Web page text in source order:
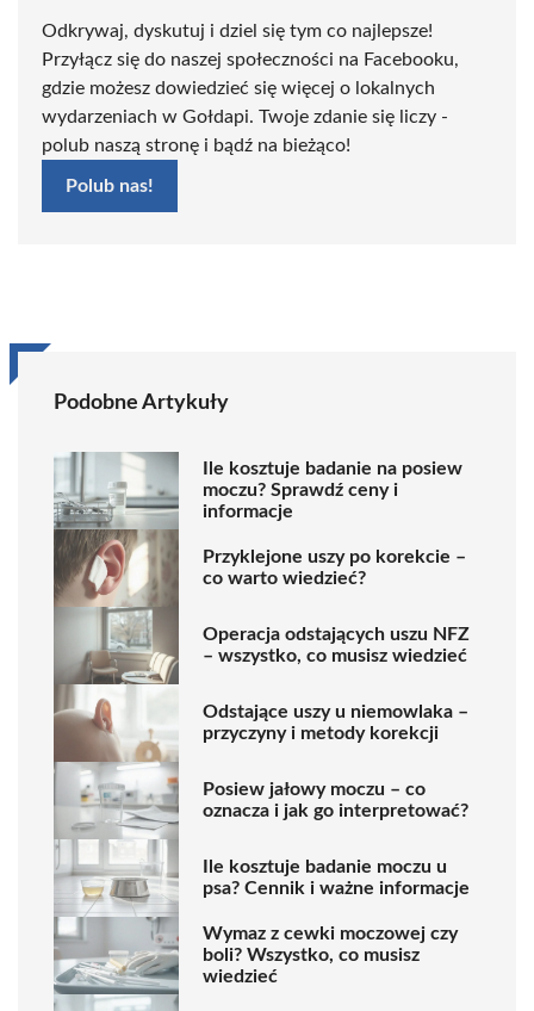
Odkrywaj, dyskutuj i dziel się tym co najlepsze!
Przyłącz się do naszej społeczności na Facebooku,
gdzie możesz dowiedzieć się więcej o lokalnych
wydarzeniach w Gołdapi. Twoje zdanie się liczy -
polub naszą stronę i bądź na bieżąco!
Polub nas!
Podobne Artykuły
Ile kosztuje badanie na posiew
moczu? Sprawdź ceny i
informacje
Przyklejone uszy po korekcie –
co warto wiedzieć?
Operacja odstających uszu NFZ
– wszystko, co musisz wiedzieć
Odstające uszy u niemowlaka –
przyczyny i metody korekcji
Posiew jałowy moczu – co
oznacza i jak go interpretować?
Ile kosztuje badanie moczu u
psa? Cennik i ważne informacje
Wymaz z cewki moczowej czy
boli? Wszystko, co musisz
wiedzieć